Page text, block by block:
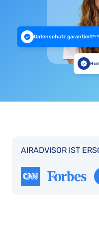
Datenschutz garantiert
AIRADVISOR IST